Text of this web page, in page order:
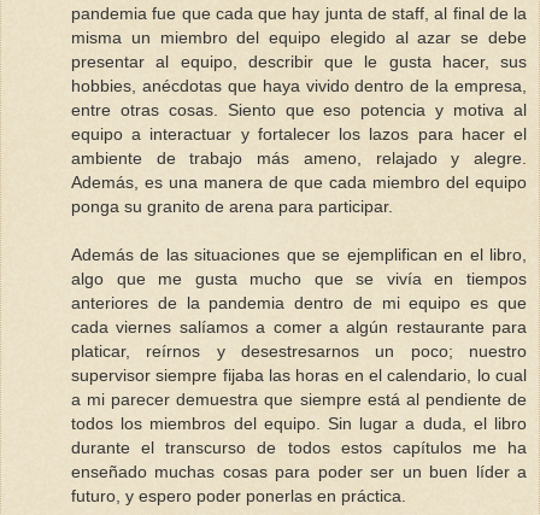
pandemia fue que cada que hay junta de staff, al final de la
misma un miembro del equipo elegido al azar se debe
presentar al equipo, describir que le gusta hacer, sus
hobbies, anécdotas que haya vivido dentro de la empresa,
entre otras cosas. Siento que eso potencia y motiva al
equipo a interactuar y fortalecer los lazos para hacer el
ambiente de trabajo más ameno, relajado y alegre.
Además, es una manera de que cada miembro del equipo
ponga su granito de arena para participar.
Además de las situaciones que se ejemplifican en el libro,
algo que me gusta mucho que se vivía en tiempos
anteriores de la pandemia dentro de mi equipo es que
cada viernes salíamos a comer a algún restaurante para
platicar, reírnos y desestresarnos un poco; nuestro
supervisor siempre fijaba las horas en el calendario, lo cual
a mi parecer demuestra que siempre está al pendiente de
todos los miembros del equipo. Sin lugar a duda, el libro
durante el transcurso de todos estos capítulos me ha
enseñado muchas cosas para poder ser un buen líder a
futuro, y espero poder ponerlas en práctica.